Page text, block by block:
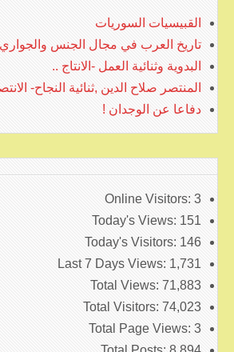
القبيسيات السوريات
تاريخ العرب في مجال الجنس
البدوية وثنائية العمل -الانتاج ..
المنتصر صلاح الدين ,ثنائية النجاح-
دفاعا عن الوجدان !
Online Visitors: 3
Today's Views: 151
Today's Visitors: 146
Last 7 Days Views: 1,731
Total Views: 71,883
Total Visitors: 74,023
Total Page Views: 3